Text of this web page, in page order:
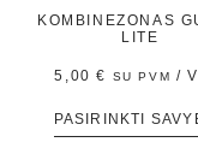
KOMBINEZONAS
LITE
5,00€ SU PVM /
PASIRINKTI